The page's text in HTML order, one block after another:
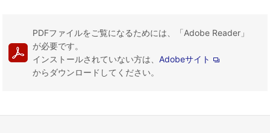
PDFファイルをご覧になるためには、「Adobe Reader」
が必要です。
インストールされていない方は、Adobeサイト
からダウンロードしてください。